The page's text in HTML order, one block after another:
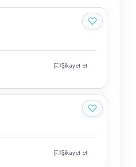
Şikayet et
Şikayet et